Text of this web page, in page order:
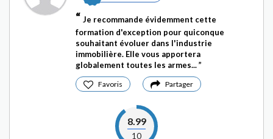
Je recommande évidemment cette
formation d'exception pour quiconque
souhaitant évoluer dans l'industrie
immobilière. Elle vous apportera
globalement toutes les armes...
Favoris Partager
8.99
10